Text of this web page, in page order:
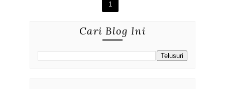
1
Cari Blog Ini